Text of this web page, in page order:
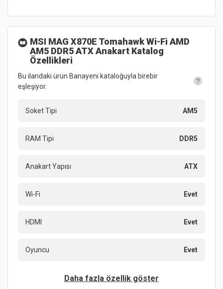
MSI MAG X870E Tomahawk Wi-Fi AMD
AM5 DDR5 ATX Anakart Katalog
Özellikleri
Bu ilandaki ürün Banayeni kataloğuyla birebir
eşleşiyor.
Soket Tipi AM5
RAM Tipi DDR5
Anakart Yapısı ATX
Wi-Fi Evet
HDMI Evet
Oyuncu Evet
Daha fazla özellik göster